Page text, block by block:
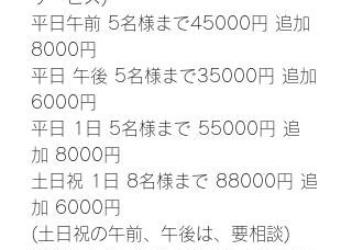
平日午前 5名様まで45000円 追加
8000円
平日 午後 5名様まで35000円 追加
6000円
平日 1日 5名様まで 55000円 追
加 8000円
土日祝 1日 8名様まで 88000円 追
加 6000円
(土日祝の午前、午後は、要相談)